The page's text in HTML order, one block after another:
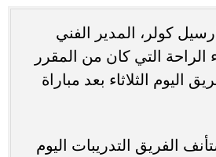
كولر، المدير الفني
الراحة التي كان من المقرر
اليوم الثلاثاء بعد مباراة
الفريق التدريبات اليوم